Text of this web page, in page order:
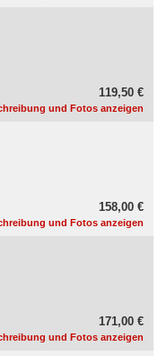
119,50 €
und Fotos anzeigen
158,00 €
und Fotos anzeigen
171,00 €
und Fotos anzeigen